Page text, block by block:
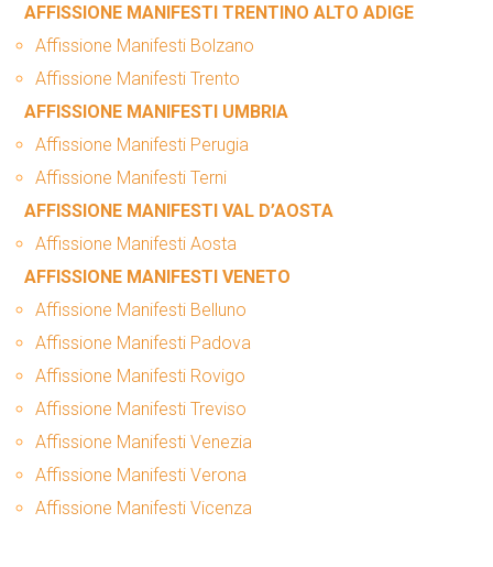
AFFISSIONE MANIFESTI TRENTINO ALTO ADIGE
Affissione Manifesti Bolzano
Affissione Manifesti Trento
AFFISSIONE MANIFESTI UMBRIA
Affissione Manifesti Perugia
Affissione Manifesti Terni
AFFISSIONE MANIFESTI VAL D’AOSTA
Affissione Manifesti Aosta
AFFISSIONE MANIFESTI VENETO
Affissione Manifesti Belluno
Affissione Manifesti Padova
Affissione Manifesti Rovigo
Affissione Manifesti Treviso
Affissione Manifesti Venezia
Affissione Manifesti Verona
Affissione Manifesti Vicenza